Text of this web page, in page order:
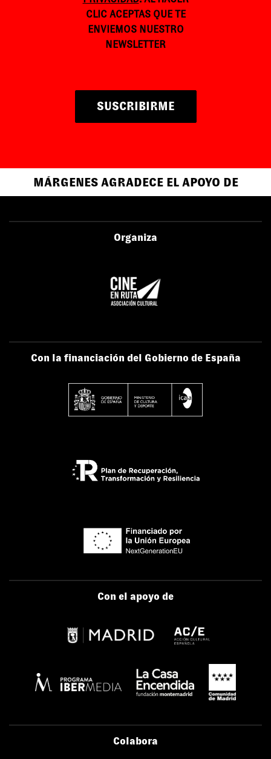
CLIC ACEPTAS QUE TE
ENVIEMOS NUESTRO
NEWSLETTER
SUSCRIBIRME
MÁRGENES AGRADECE EL APOYO DE
Organiza
Con la financiación del Gobierno de España
Con el apoyo de
Colabora